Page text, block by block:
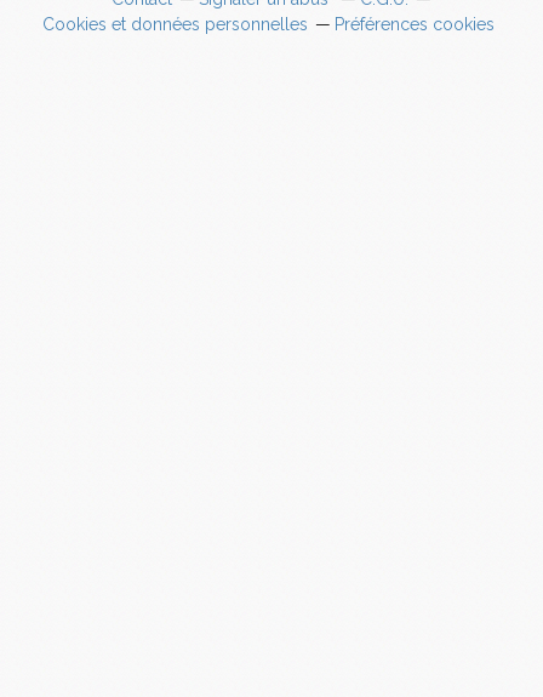
Cookies et données personnelles
Préférences cookies